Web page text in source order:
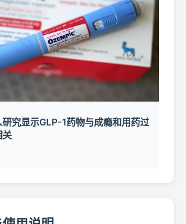
究显示GLP-1药物与成瘾和用药过
关